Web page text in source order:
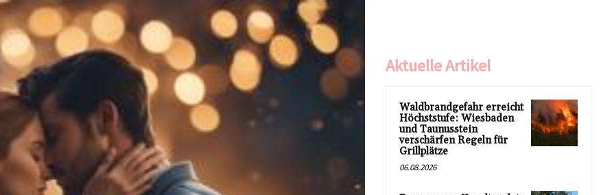
Aktuelle Artikel
Waldbrandgefahr erreicht
Höchststufe: Wiesbaden
und Taunusstein
verschärfen Regeln für
Grillplätze
06.08.2026